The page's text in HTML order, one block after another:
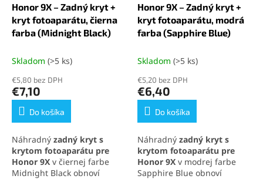
Honor 9X – Zadný kryt +
kryt fotoaparátu, čierna
farba (Midnight Black)
Skladom (>5 ks)
€5,80 bez DPH
€7,10
Do košíka
Náhradný zadný kryt s
krytom fotoaparátu pre
Honor 9X v čiernej farbe
Midnight Black obnoví
Honor 9X – Zadný kryt +
kryt fotoaparátu, modrá
farba (Sapphire Blue)
Skladom (>5 ks)
€5,20 bez DPH
€6,40
Do košíka
Náhradný zadný kryt s
krytom fotoaparátu pre
Honor 9X v modrej farbe
Sapphire Blue obnoví